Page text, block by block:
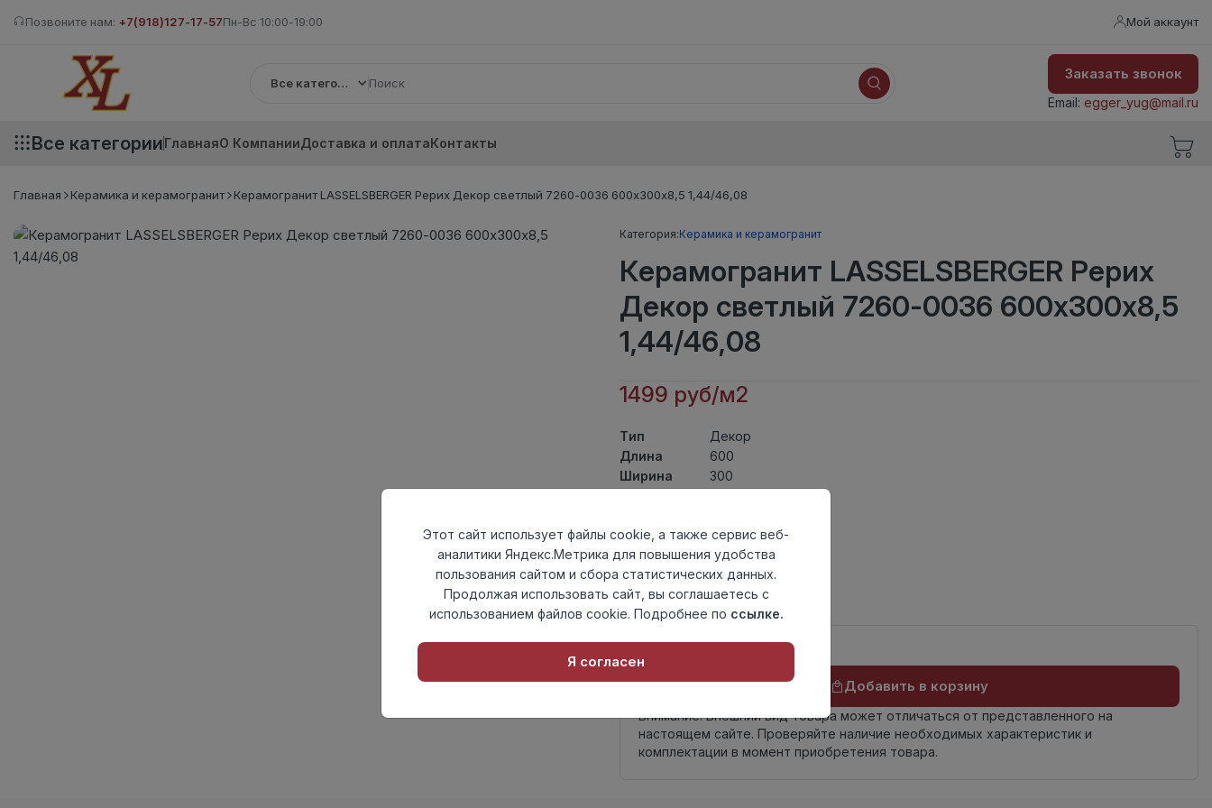
Позвоните нам: +7(918)127-17-57Пн-Вс 10:00-19:00 Мой аккаунт
Все категории
Заказать звонок
Email: egger_yug@mail.ru
Все категорииГлавнаяО КомпанииДоставка и оплатаКонтакты
Главная Керамика и керамогранит Керамогранит LASSELSBERGER Рерих Декор светлый 7260-0036 600х300х8,5 1,44/46,08
Категория:Керамика и керамогранит
Керамогранит LASSELSBERGER Рерих
Декор светлый 7260-0036 600х300х8,5
1,44/46,08
1499 руб/м2
Тип
Декор
Длина
600
Ширина
300
группа
Толщина
8,5
Поверхностьматовая
Страна
происхождения
Добавить в корзину
Внимание! Внешний вид товара может отличаться от представленного на
настоящем сайте. Проверяйте наличие необходимых характеристик и
комплектации в момент приобретения товара.
Этот сайт использует файлы cookie, а также сервис веб-
аналитики Яндекс.Метрика для повышения удобства
пользования сайтом и сбора статистических данных.
Продолжая использовать сайт, вы соглашаетесь с
использованием файлов cookie. Подробнее по ссылке.
Я согласен